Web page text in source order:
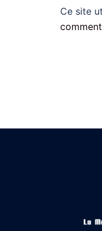
Ce site